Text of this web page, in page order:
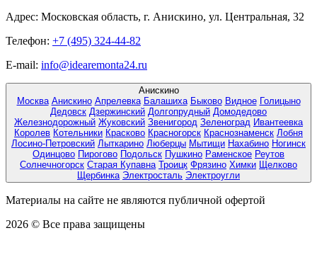
Адрес: Московская область, г. Анискино, ул. Центральная, 32
Телефон: +7 (495) 324-44-82
E-mail: info@idearemonta24.ru
Анискино
Москва Анискино Апрелевка Балашиха Быково Видное Голицыно
Дедовск Дзержинский Долгопрудный Домодедово
Железнодорожный Жуковский Звенигород Зеленоград Ивантеевка
Королев Котельники Красково Красногорск Краснознаменск Лобня
Лосино-Петровский Лыткарино Люберцы Мытищи Нахабино Ногинск
Одинцово Пирогово Подольск Пушкино Раменское Реутов
Солнечногорск Старая Купавна Троицк Фрязино Химки Щелково
Щербинка Электросталь Электроугли
Материалы на сайте не являются публичной офертой
2026 © Все права защищены